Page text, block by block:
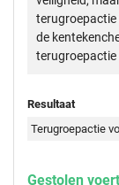
terugroepactie
de
terugroepactie
Resultaat
Terugroepactie
Gestolen